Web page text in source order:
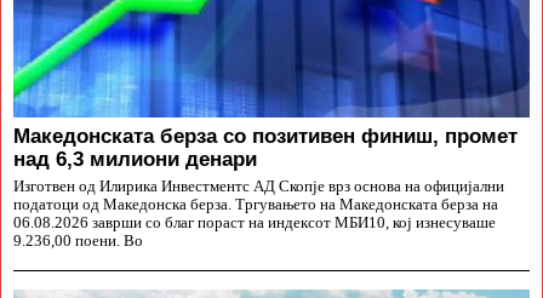
Македонската берза со позитивен финиш, промет
над 6,3 милиони денари
Изготвен од Илирика Инвестментс АД Скопје врз основа на официјални
податоци од Македонска берза. Тргувањето на Македонската берза на
06.08.2026 заврши со благ пораст на индексот МБИ10, кој изнесуваше
9.236,00 поени. Во